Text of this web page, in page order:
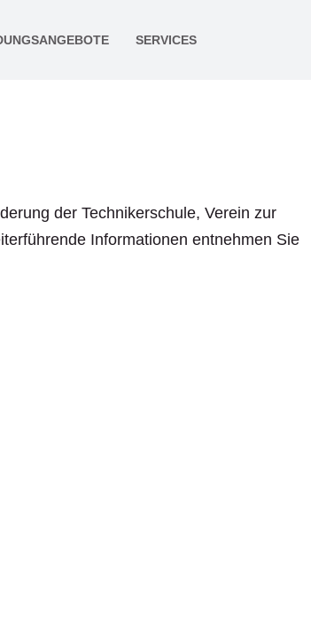
SERVICES
der Technikerschule, Verein zur
Informationen entnehmen Sie